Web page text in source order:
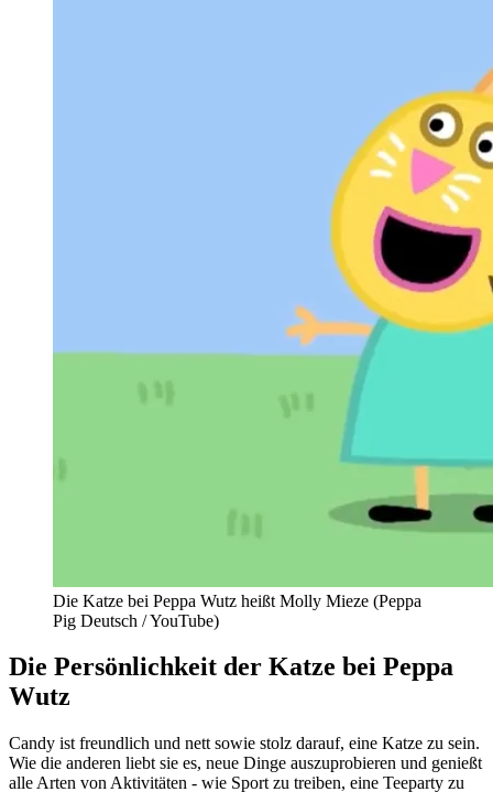
Die Katze bei Peppa Wutz heißt Molly Mieze (Peppa
Pig Deutsch / YouTube)
Die Persönlichkeit der Katze bei Peppa
Wutz
Candy ist freundlich und nett sowie stolz darauf, eine Katze zu sein.
Wie die anderen liebt sie es, neue Dinge auszuprobieren und genießt
alle Arten von Aktivitäten - wie Sport zu treiben, eine Teeparty zu